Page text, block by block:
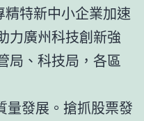
精特新中小企業加速
力廣州科技創新強
局、科技局，各區
量發展。搶抓股票發